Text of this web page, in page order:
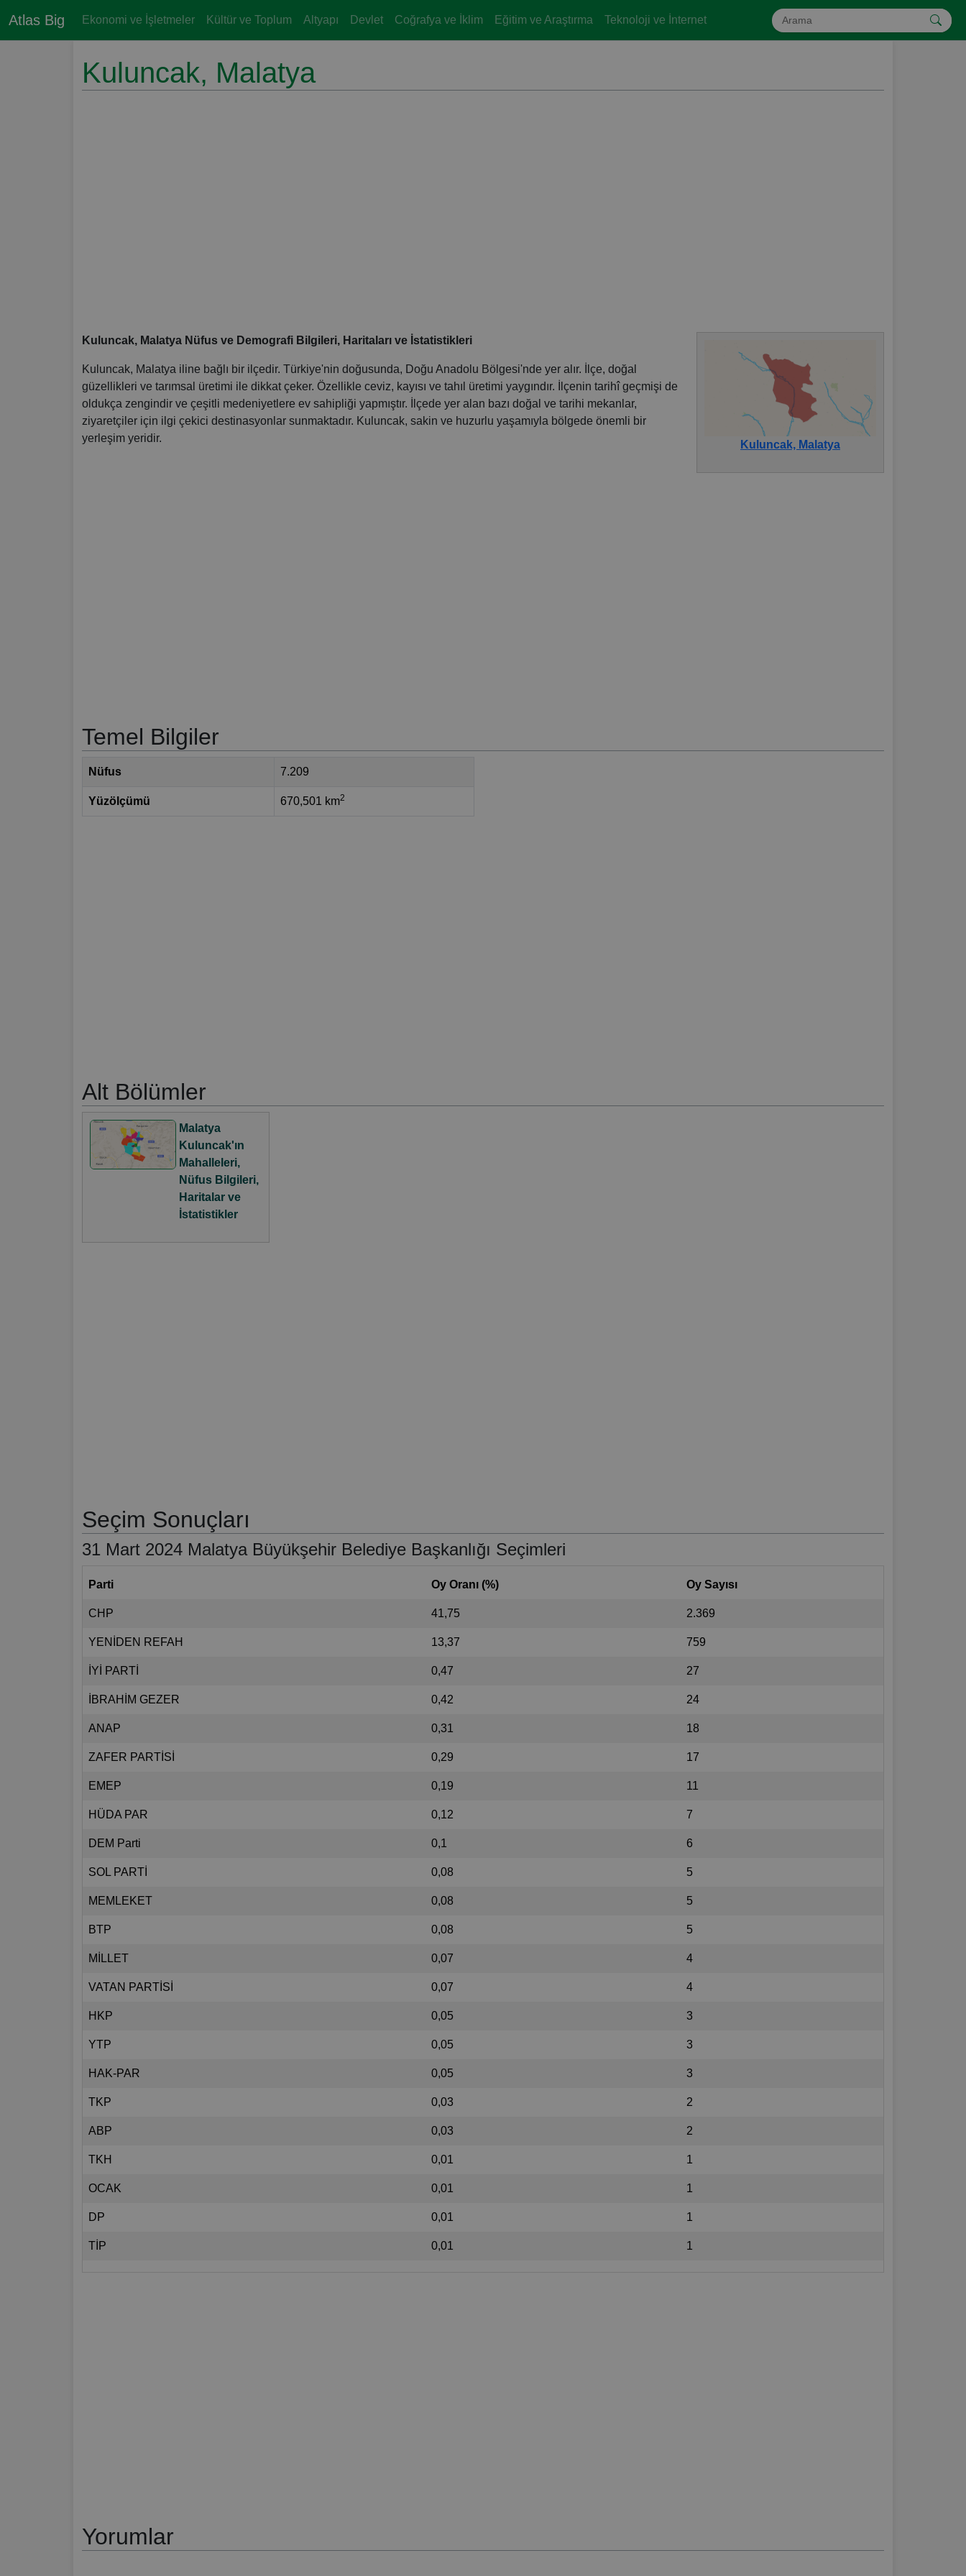
Atlas Big Ekonomi ve İşletmeler Kültür ve Toplum Altyapı Devlet Coğrafya ve İklim Eğitim ve Araştırma Teknoloji ve İnternet
Kuluncak, Malatya
Kuluncak, Malatya Nüfus ve Demografi Bilgileri, Haritaları ve İstatistikleri
Kuluncak, Malatya iline bağlı bir ilçedir. Türkiye'nin doğusunda, Doğu Anadolu Bölgesi'nde yer alır. İlçe, doğal
güzellikleri ve tarımsal üretimi ile dikkat çeker. Özellikle ceviz, kayısı ve tahıl üretimi yaygındır. İlçenin tarihî geçmişi de
oldukça zengindir ve çeşitli medeniyetlere ev sahipliği yapmıştır. İlçede yer alan bazı doğal ve tarihi mekanlar,
ziyaretçiler için ilgi çekici destinasyonlar sunmaktadır. Kuluncak, sakin ve huzurlu yaşamıyla bölgede önemli bir
yerleşim yeridir.
Kuluncak, Malatya
Temel Bilgiler
Nüfus 7.209
Yüzölçümü 670,501 km2
Alt Bölümler
Malatya
Kuluncak'ın
Mahalleleri,
Nüfus Bilgileri,
Haritalar ve
İstatistikler
Seçim Sonuçları
31 Mart 2024 Malatya Büyükşehir Belediye Başkanlığı Seçimleri
Parti Oy Oranı (%) Oy Sayısı
CHP 41,75 2.369
YENİDEN REFAH 13,37 759
İYİ PARTİ 0,47 27
İBRAHİM GEZER 0,42 24
ANAP 0,31 18
ZAFER PARTİSİ 0,29 17
EMEP 0,19 11
HÜDA PAR 0,12 7
DEM Parti 0,1 6
SOL PARTİ 0,08 5
MEMLEKET 0,08 5
BTP 0,08 5
MİLLET 0,07 4
VATAN PARTİSİ 0,07 4
HKP 0,05 3
YTP 0,05 3
HAK-PAR 0,05 3
TKP 0,03 2
ABP 0,03 2
TKH 0,01 1
OCAK 0,01 1
DP 0,01 1
TİP 0,01 1
Yorumlar